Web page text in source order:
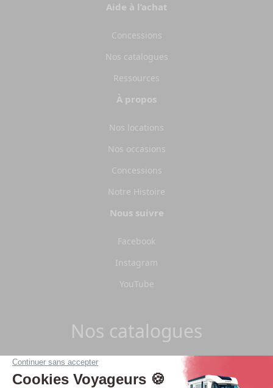
Aide à l’achat
Concessions
Nos catalogues
Ressources
À propos
Nos locations
Nos occasions
Concessions
Notre Histoire
Nous suivre
Facebook
Instagram
YouTube
Nos catalogues
Télécharger les catalogues Pilote 2026.